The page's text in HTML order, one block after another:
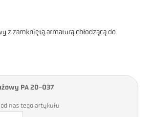
z zamkniętą armaturą chłodzącą do
PA 20-037
od nas tego artykułu